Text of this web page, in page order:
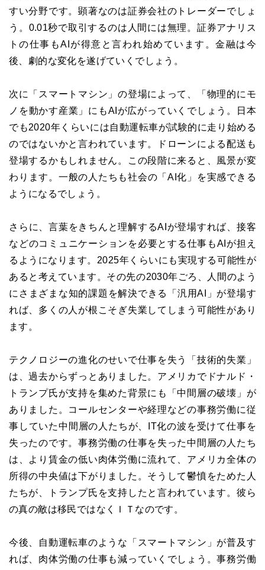
すい分野です。顕著なのは証券会社のトレーダーでしょ
う。0.01秒で取引するのは人間には無理。証券アナリス
トの仕事もAIが得意と言われ始めています。金融は今
後、劇的な変化を遂げていくでしょう。
次に「スマートマシン」の登場によって、「物理的にモ
ノを動かす産業」にもAIが広がっていくでしょう。日本
でも2020年くらいには自動運転車が試験的に走り始める
のではないかと言われています。ドローンによる配送も
登場するかもしれません。この段階に来ると、風景が変
わります。一般の人たちも社会の「AI化」を実感できる
ようになるでしょう。
さらに、言葉をきちんと理解するAIが登場すれば、接客
などのコミュニケーションを必要とする仕事もAIが担え
るようになります。2025年くらいにも実現する可能性が
あると考えています。その先の2030年ごろ、人間のよう
にさまざまな知的課題を解決できる「汎用AI」が登場す
れば、多くの人が根こそぎ失業してしまう可能性があり
ます。
テクノロジーの進化のせいで仕事を失う「技術的失業」
は、過去からずっとありました。アメリカでドナルド・
トランプ氏が支持を集めた背景にも「中間層の破壊」が
ありました。コールセンターや経理などの事務労働に従
事していた中間層の人たちが、IT化の波を受けて仕事を
失ったのです。事務労働の仕事を失った中間層の人たち
は、より賃金の低い肉体労働に流れて、アメリカ全体の
所得の中央値は下がりました。そうして鬱憤をためた人
たちが、トランプ氏を支持したと言われています。彼ら
の真の敵は移民ではなくＩＴなのです。
今後、自動運転車のような「スマートマシン」が普及す
れば、肉体労働の仕事も減っていくでしょう。事務労働